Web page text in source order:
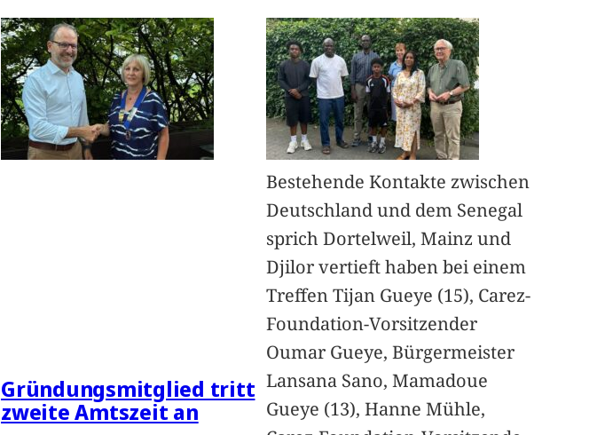
Gründungsmitglied tritt
zweite Amtszeit an
Bestehende Kontakte zwischen
Deutschland und dem Senegal
sprich Dortelweil, Mainz und
Djilor vertieft haben bei einem
Treffen Tijan Gueye (15), Carez-
Foundation-Vorsitzender
Oumar Gueye, Bürgermeister
Lansana Sano, Mamadoue
Gueye (13), Hanne Mühle,